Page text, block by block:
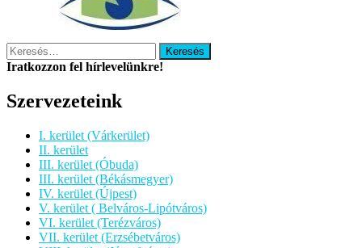
Keresés:
Iratkozzon fel hírlevelünkre!
Szervezeteink
I. kerület (Várkerület)
II. kerület
III. kerület (Óbuda)
III. kerület (Békásmegyer)
IV. kerület (Újpest)
V. kerület ( Belváros-Lipótváros)
VI. kerület (Terézváros)
VII. kerület (Erzsébetváros)